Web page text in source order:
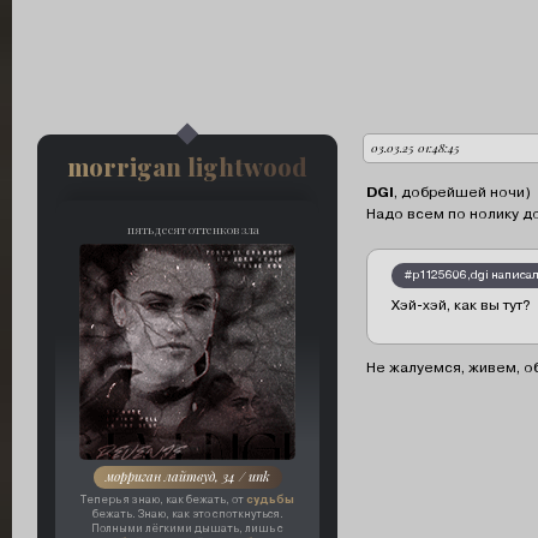
03.03.25 01:48:45
пятьдесят оттенков зла
морриган лайтвуд, 34 / unk
Теперь я знаю, как бежать, от судьбы
бежать. Знаю, как это споткнуться.
Полными лёгкими дышать, лишь с
morrigan lightwood
DGI, добрейшей ночи)
Надо всем по нолику
#p1125606,dgi
Хэй-хэй, как вы тут?
Не жалуемся, живем,